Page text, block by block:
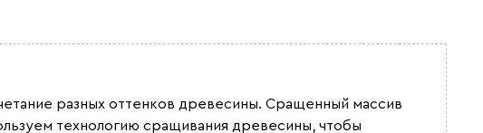
разных оттенков древесины. Сращенный массив
технологию сращивания древесины, чтобы